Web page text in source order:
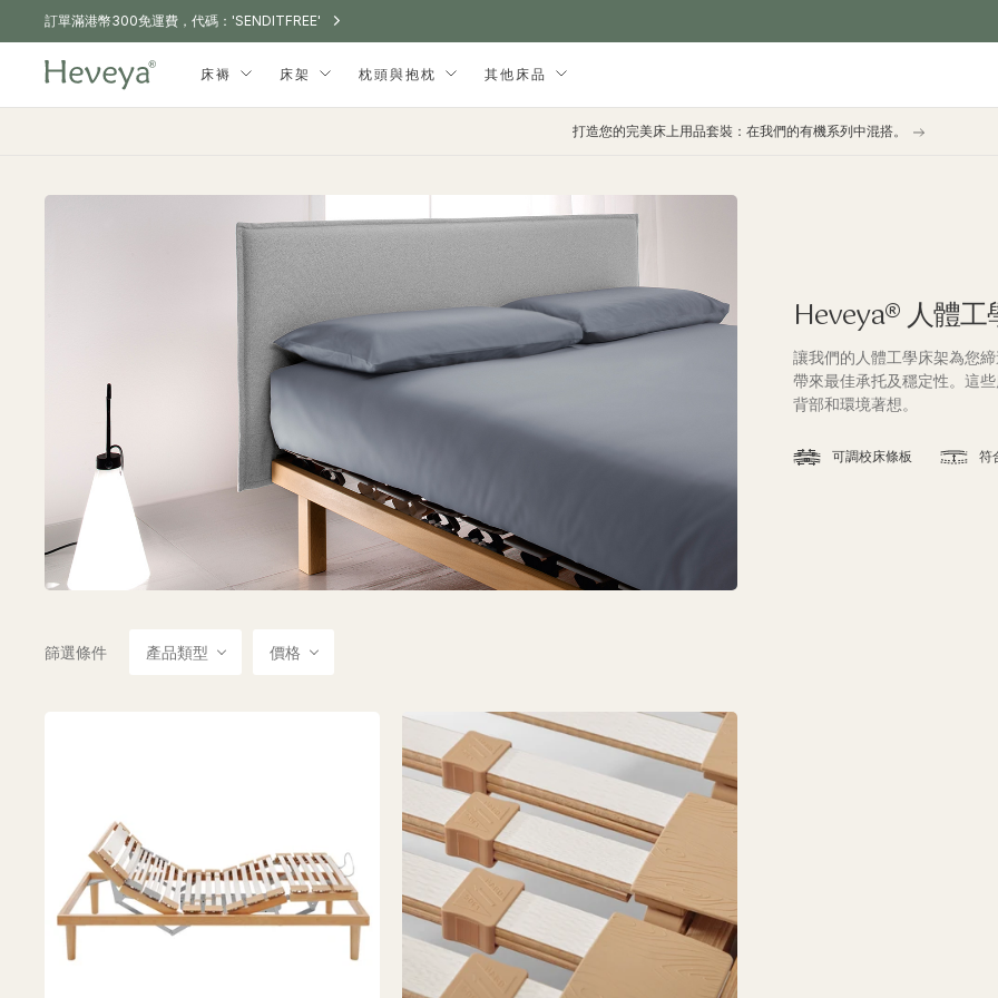
購買任意兩顆枕頭，即可享 15% 折扣。
訂單滿港幣300免運費，代碼：'SENDITFREE'
凡選購任意 2 組床單套組，即可享 10% 折扣。
購買任意兩顆枕頭，即可享 15% 折扣。
訂單滿港幣300免運費，代碼：'SENDITFREE'
凡選購任意 2 組床單套組，即可享 10% 折扣。
購買任意兩顆枕頭，即可享 15% 折扣。
床褥 床架 枕頭與抱枕 其他床品
打造您的完美床上用品套裝：在我們的有機系列中混搭。
Heveya® 人體工
讓我們的人體工學床架為您
帶來最佳承托及穩定性。這
背部和環境著想。
可調校床條板 符
篩選條件 產品類型 價格